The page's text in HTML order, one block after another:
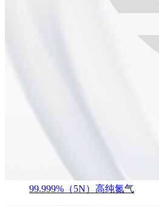
99.999%（5N）高纯氮气